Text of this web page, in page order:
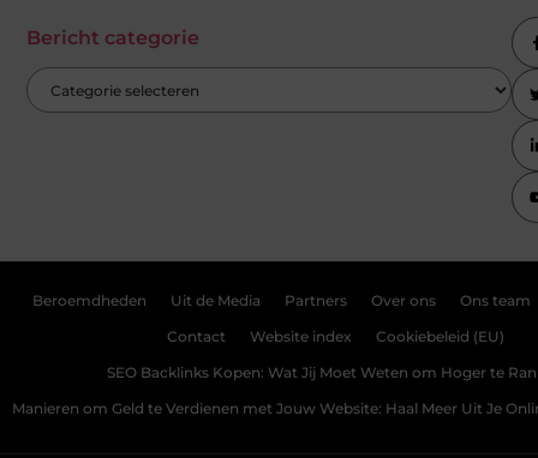
Bericht categorie
Beroemdheden Uit de Media Partners Over ons Ons team
Contact Website index Cookiebeleid (EU)
SEO Backlinks Kopen: Wat Jij Moet Weten om Hoger te
Manieren om Geld te Verdienen met Jouw Website: Haal Meer Uit Je